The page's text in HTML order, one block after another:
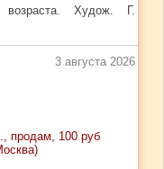
Худож. Г.
3 августа 2026
продам, 100 руб